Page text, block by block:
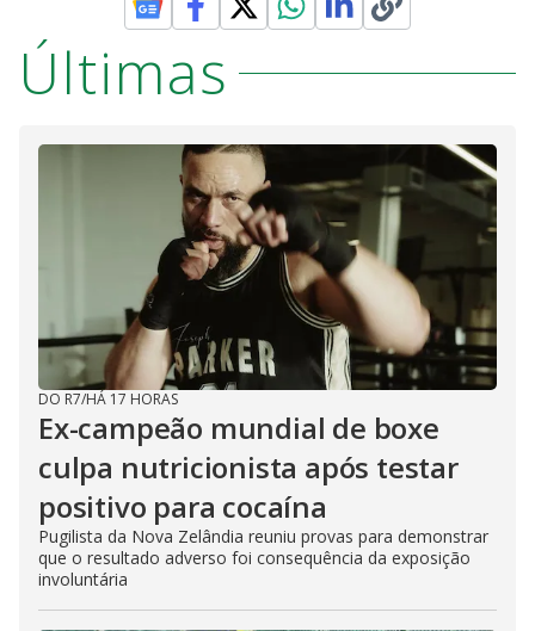
Últimas
DO R7/HÁ 17 HORAS
Ex-campeão mundial de boxe
culpa nutricionista após testar
positivo para cocaína
Pugilista da Nova Zelândia reuniu provas para demonstrar
que o resultado adverso foi consequência da exposição
involuntária